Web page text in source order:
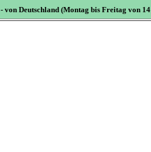
- von Deutschland (Montag bis Freitag von